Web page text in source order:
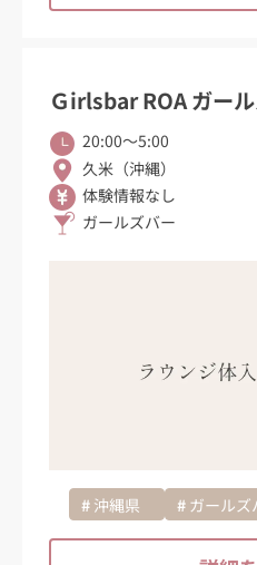
Ｇirlsbar ROA ガー
20:00〜5:00
久米（沖縄）
体験情報なし
ガールズバー
沖縄県 ガールズ